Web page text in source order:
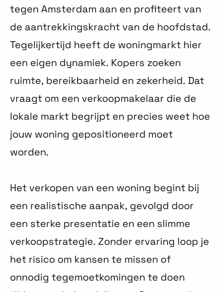
tegen Amsterdam aan en profiteert van
de aantrekkingskracht van de hoofdstad.
Tegelijkertijd heeft de woningmarkt hier
een eigen dynamiek. Kopers zoeken
ruimte, bereikbaarheid en zekerheid. Dat
vraagt om een verkoopmakelaar die de
lokale markt begrijpt en precies weet hoe
jouw woning gepositioneerd moet
worden.
Het verkopen van een woning begint bij
een realistische aanpak, gevolgd door
een sterke presentatie en een slimme
verkoopstrategie. Zonder ervaring loop je
het risico om kansen te missen of
onnodig tegemoetkomingen te doen